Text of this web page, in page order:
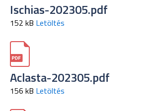
Ischias-202305.pdf
152 kB Letöltés
Aclasta-202305.pdf
156 kB Letöltés